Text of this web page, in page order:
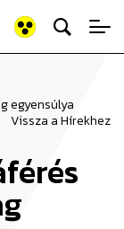
egyensúlya
Vissza a Hírekhez